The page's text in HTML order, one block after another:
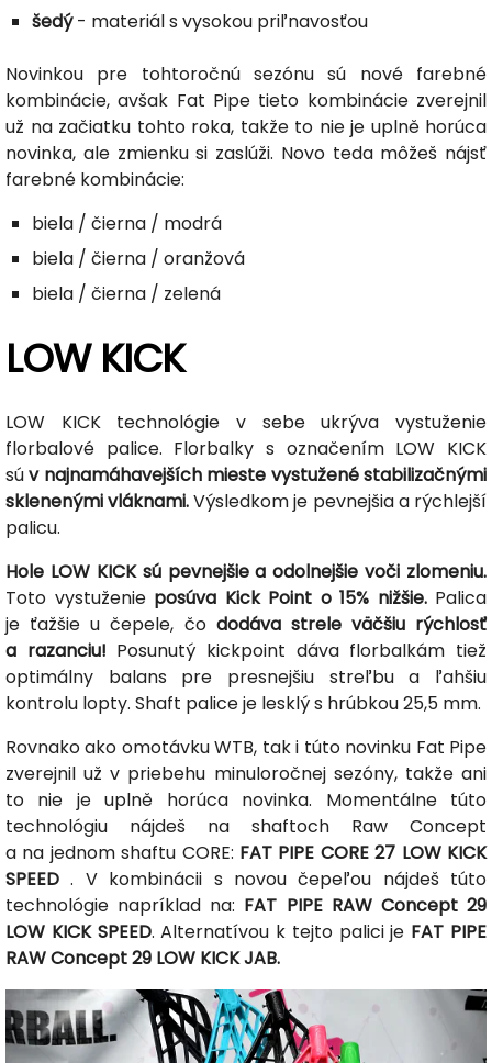
šedý- materiál s vysokou priľnavosťou
Novinkou pre tohtoročnú sezónu sú nové farebné
kombinácie, avšak Fat Pipe tieto kombinácie zverejnil
už na začiatku tohto roka, takže to nie je uplně horúca
novinka, ale zmienku si zaslúži. Novo teda môžeš nájsť
farebné kombinácie:
biela / čierna / modrá
biela / čierna / oranžová
biela / čierna / zelená
LOW KICK
LOW KICK technológie v sebe ukrýva vystuženie
florbalové palice. Florbalky s označením LOW KICK
súv najnamáhavejších mieste vystužené stabilizačnými
sklenenými vláknami.Výsledkom je pevnejšia a rýchlejší
palicu.
Hole LOW KICK sú pevnejšie a odolnejšie voči zlomeniu.
Toto vystuženie posúva Kick Point o 15% nižšie.Palica
je ťažšie u čepele, čo dodáva strele väčšiu rýchlosť
a razanciu! Posunutý kickpoint dáva florbalkám tiež
optimálny balans pre presnejšiu streľbu a ľahšiu
kontrolu lopty. Shaft palice je lesklý s hrúbkou 25,5 mm.
Rovnako ako omotávku WTB, tak i túto novinku Fat Pipe
zverejnil už v priebehu minuloročnej sezóny, takže ani
to nie je uplně horúca novinka. Momentálne túto
technológiu nájdeš na shaftoch Raw Concept
a na jednom shaftu CORE: FAT PIPE CORE 27 LOW KICK
SPEED . V kombinácii s novou čepeľou nájdeš túto
technológie napríklad na: FAT PIPE RAW Concept 29
LOW KICK SPEED. Alternatívou k tejto palici je FAT PIPE
RAW Concept 29 LOW KICK JAB.